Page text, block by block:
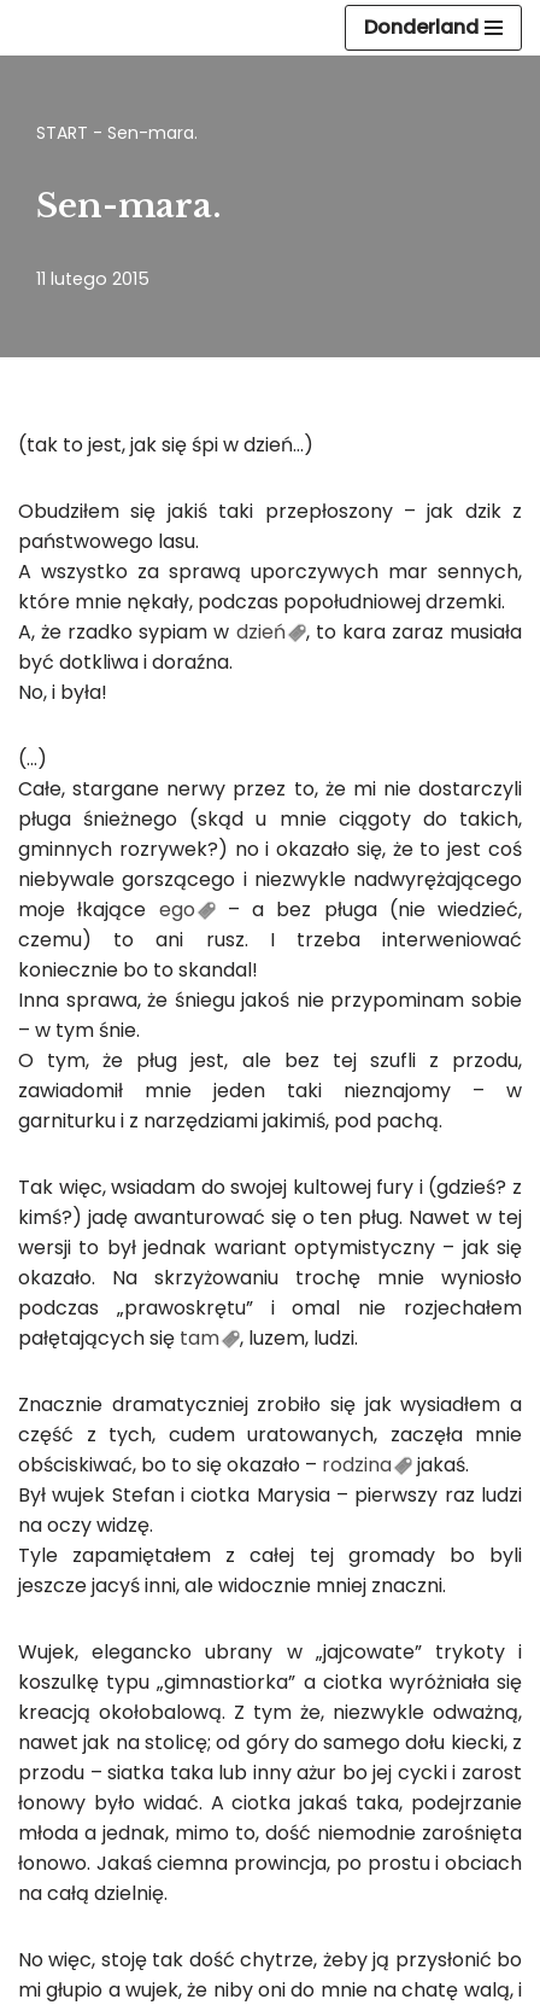
treści
Donderland
START - Sen-mara.
Sen-mara.
11 lutego 2015
(tak to jest, jak się śpi w dzień…)
Obudziłem się jakiś taki przepłoszony – jak dzik z
państwowego lasu.
A wszystko za sprawą uporczywych mar sennych,
które mnie nękały, podczas popołudniowej drzemki.
A, że rzadko sypiam w dzień
, to kara zaraz musiała
być dotkliwa i doraźna.
No, i była!
(…)
Całe, stargane nerwy przez to, że mi nie dostarczyli
pługa śnieżnego (skąd u mnie ciągoty do takich,
gminnych rozrywek?) no i okazało się, że to jest coś
niebywale gorszącego i niezwykle nadwyrężającego
moje łkające ego
– a bez pługa (nie wiedzieć,
czemu) to ani rusz. I trzeba interweniować
koniecznie bo to skandal!
Inna sprawa, że śniegu jakoś nie przypominam sobie
– w tym śnie.
O tym, że pług jest, ale bez tej szufli z przodu,
zawiadomił mnie jeden taki nieznajomy – w
garniturku i z narzędziami jakimiś, pod pachą.
Tak więc, wsiadam do swojej kultowej fury i (gdzieś? z
kimś?) jadę awanturować się o ten pług. Nawet w tej
wersji to był jednak wariant optymistyczny – jak się
okazało. Na skrzyżowaniu trochę mnie wyniosło
podczas „prawoskrętu” i omal nie rozjechałem
pałętających się tam , luzem, ludzi.
Znacznie dramatyczniej zrobiło się jak wysiadłem a
część z tych, cudem uratowanych, zaczęła mnie
obściskiwać, bo to się okazało – rodzina
jakaś.
Był wujek Stefan i ciotka Marysia – pierwszy raz ludzi
na oczy widzę.
Tyle zapamiętałem z całej tej gromady bo byli
jeszcze jacyś inni, ale widocznie mniej znaczni.
Wujek, elegancko ubrany w „jajcowate” trykoty i
koszulkę typu „gimnastiorka” a ciotka wyróżniała się
kreacją okołobalową. Z tym że, niezwykle odważną,
nawet jak na stolicę; od góry do samego dołu kiecki, z
przodu – siatka taka lub inny ażur bo jej cycki i zarost
łonowy było widać. A ciotka jakaś taka, podejrzanie
młoda a jednak, mimo to, dość niemodnie zarośnięta
łonowo. Jakaś ciemna prowincja, po prostu i obciach
na całą dzielnię.
No więc, stoję tak dość chytrze, żeby ją przysłonić bo
mi głupio a wujek, że niby oni do mnie na chatę walą, i